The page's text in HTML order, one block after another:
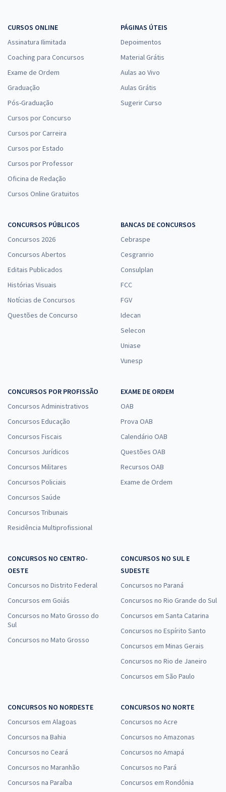
CURSOS ONLINE
Assinatura Ilimitada
Coaching para Concursos
Exame de Ordem
Graduação
Pós-Graduação
Cursos por Concurso
Cursos por Carreira
Cursos por Estado
Cursos por Professor
Oficina de Redação
Cursos Online Gratuitos
PÁGINAS ÚTEIS
Depoimentos
Material Grátis
Aulas ao Vivo
Aulas Grátis
Sugerir Curso
CONCURSOS PÚBLICOS
Concursos 2026
Concursos Abertos
Editais Publicados
Histórias Visuais
Notícias de Concursos
Questões de Concurso
BANCAS DE CONCURSOS
Cebraspe
Cesgranrio
Consulplan
FCC
FGV
Idecan
Selecon
Uniase
Vunesp
CONCURSOS POR PROFISSÃO
Concursos Administrativos
Concursos Educação
Concursos Fiscais
Concursos Jurídicos
Concursos Militares
Concursos Policiais
Concursos Saúde
Concursos Tribunais
Residência Multiprofissional
EXAME DE ORDEM
OAB
Prova OAB
Calendário OAB
Questões OAB
Recursos OAB
Exame de Ordem
CONCURSOS NO CENTRO-
OESTE
Concursos no Distrito Federal
Concursos em Goiás
Concursos no Mato Grosso do
Sul
Concursos no Mato Grosso
CONCURSOS NO SUL E
SUDESTE
Concursos no Paraná
Concursos no Rio Grande do Sul
Concursos em Santa Catarina
Concursos no Espírito Santo
Concursos em Minas Gerais
Concursos no Rio de Janeiro
Concursos em São Paulo
CONCURSOS NO NORDESTE
Concursos em Alagoas
Concursos na Bahia
Concursos no Ceará
Concursos no Maranhão
Concursos na Paraíba
CONCURSOS NO NORTE
Concursos no Acre
Concursos no Amazonas
Concursos no Amapá
Concursos no Pará
Concursos em Rondônia